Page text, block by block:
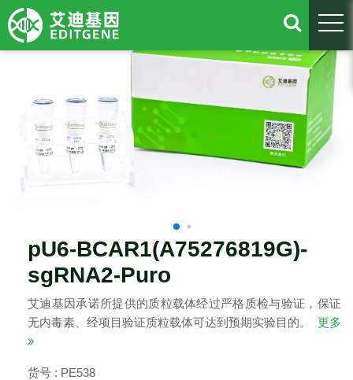
pU6-BCAR1(A75276819G)-
sgRNA2-Puro
艾迪基因承诺所提供的质粒载体经过严格质检与验证，保证
无内毒素、经项目验证质粒载体可达到预期实验目的。
更多
货号 : PE538